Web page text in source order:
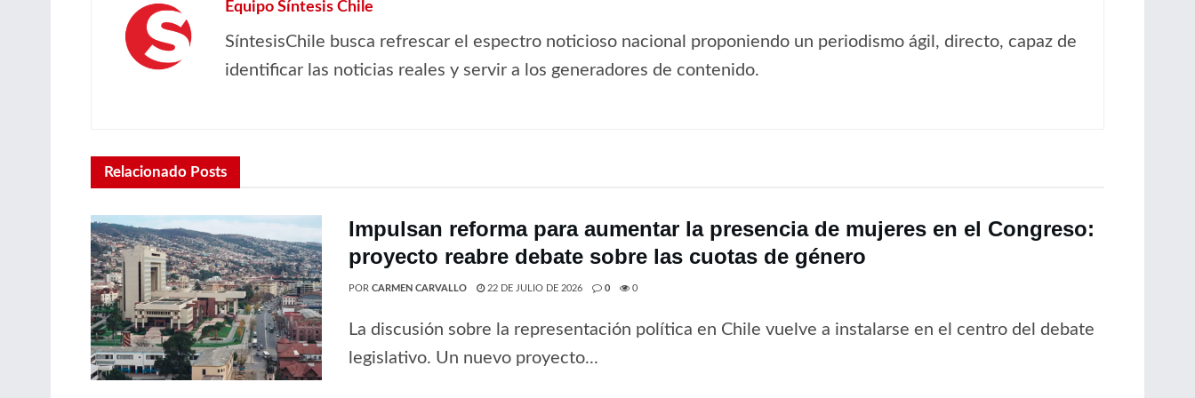
Equipo Síntesis Chile
SíntesisChile busca refrescar el espectro noticioso nacional proponiendo un periodismo ágil, directo, capaz de
identificar las noticias reales y servir a los generadores de contenido.
Relacionado Posts
Impulsan reforma para aumentar la presencia de mujeres en el Congreso:
proyecto reabre debate sobre las cuotas de género
POR CARMEN CARVALLO 22 DE JULIO DE 2026 0 0
La discusión sobre la representación política en Chile vuelve a instalarse en el centro del debate
legislativo. Un nuevo proyecto...